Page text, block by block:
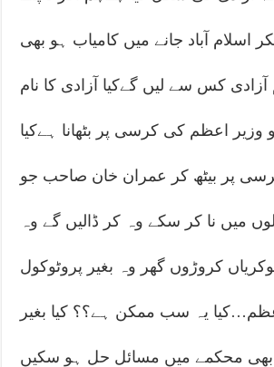
اسلام آباد جانے میں کامیاب ہو بھی
آزادی کس سے لیں گےکیا آزادی کا نام
وزیر اعظم کی کرسی پر بٹھانا ہےکیا
پر بیٹھ کر عمران خان صاحب جو
4 سالوں میں نا کر سکے وہ کر ڈالیں گے وہ
کروڑوں گھر وہ بغیر پروٹوکول
یہ سب ممکن ہے؟؟ کیا بغیر
محکمے میں مسائل حل ہو سکیں